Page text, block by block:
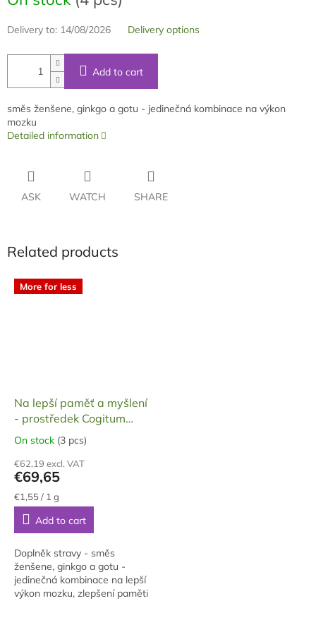
Delivery to: 14/08/2026 Delivery options
Add to cart
směs ženšene, ginkgo a gotu - jedinečná kombinace na výkon
mozku
Detailed information
ASK WATCH SHARE
Related products
More for less
Na lepší paměť a myšlení
- prostředek Cogitum
Max, dárkové balení, 90
tobolek, 45 g
The
product
rating
is
5,0
out
of
5
stars.
On stock (3 pcs)
€62,19 excl. VAT
€69,65
Measure
price:
€1,55 / 1 g
Add to cart
Doplněk stravy - směs
ženšene, ginkgo a gotu -
jedinečná kombinace na lepší
výkon mozku, zlepšení paměti